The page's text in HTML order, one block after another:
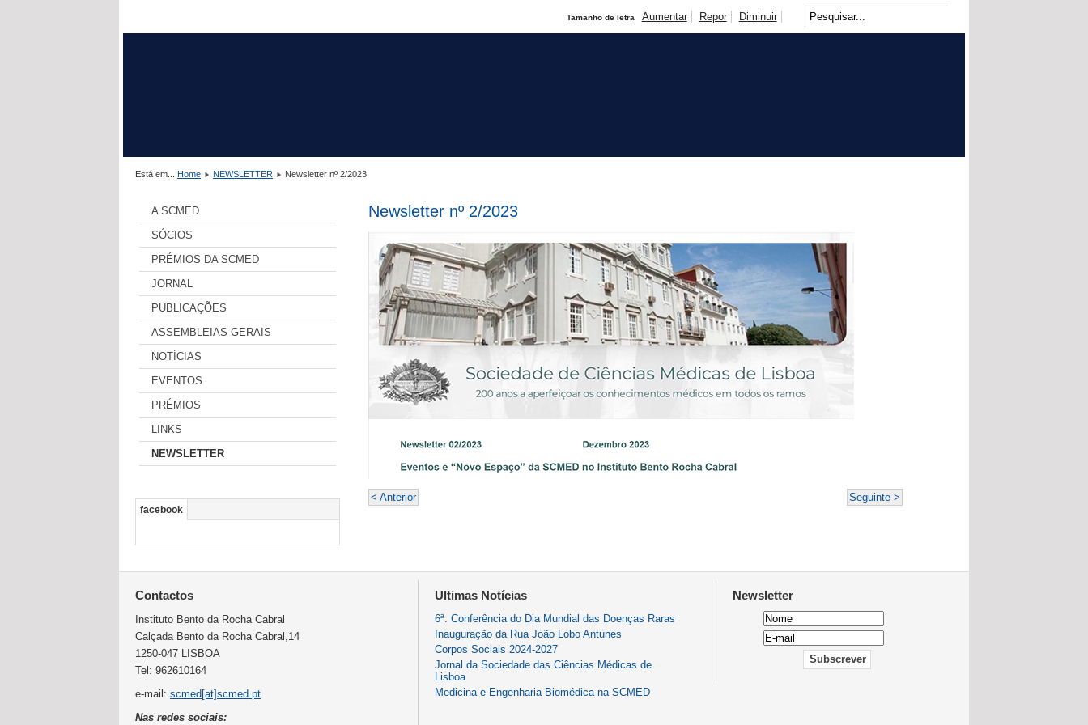
Tamanho de letra Aumentar Repor Diminuir
Está em... Home NEWSLETTER Newsletter nº 2/2023
A SCMED
SÓCIOS
PRÉMIOS DA SCMED
JORNAL
PUBLICAÇÕES
ASSEMBLEIAS GERAIS
NOTÍCIAS
EVENTOS
PRÉMIOS
LINKS
NEWSLETTER
facebook
Newsletter nº 2/2023
< Anterior Seguinte >
Contactos
Instituto Bento da Rocha Cabral
Calçada Bento da Rocha Cabral,14
1250-047 LISBOA
Tel: 962610164
e-mail: scmed[at]scmed.pt
Nas redes sociais:
Ultimas Notícias
6ª. Conferência do Dia Mundial das Doenças Raras
Inauguração da Rua João Lobo Antunes
Corpos Sociais 2024-2027
Jornal da Sociedade das Ciências Médicas de
Lisboa
Medicina e Engenharia Biomédica na SCMED
Newsletter